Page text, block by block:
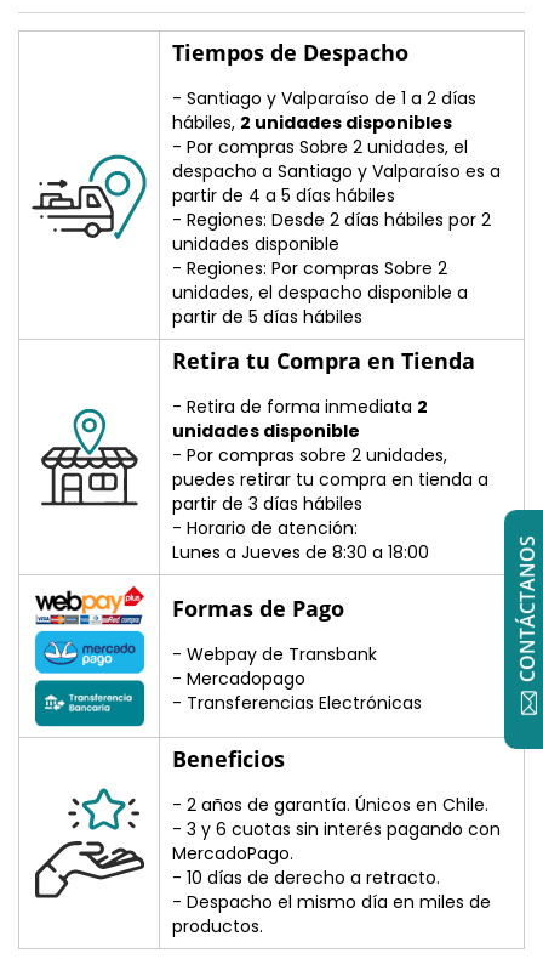
Tiempos de Despacho
- Santiago y Valparaíso de 1 a 2 días
hábiles, 2 unidades disponibles
- Por compras Sobre 2 unidades, el
despacho a Santiago y Valparaíso es a
partir de 4 a 5 días hábiles
- Regiones: Desde 2 días hábiles por 2
unidades disponible
- Regiones: Por compras Sobre 2
unidades, el despacho disponible a
partir de 5 días hábiles
Retira tu Compra en Tienda
- Retira de forma inmediata 2
unidades disponible
- Por compras sobre 2 unidades,
puedes retirar tu compra en tienda a
partir de 3 días hábiles
- Horario de atención:
Lunes a Jueves de 8:30 a 18:00
Formas de Pago
- Webpay de Transbank
- Mercadopago
- Transferencias Electrónicas
Beneficios
- 2 años de garantía. Únicos en Chile.
- 3 y 6 cuotas sin interés pagando con
MercadoPago.
- 10 días de derecho a retracto.
- Despacho el mismo día en miles de
productos.
CONTÁCTANOS